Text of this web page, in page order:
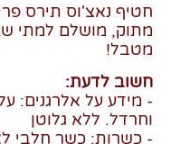
חטיף נאצ'וס תירס
מתוק, מושלם למתי
מטבל!
חשוב לדעת:
- מידע על אלרגנים:
וחרדל. ללא גלוטן
- כשרות: כשר חלבי